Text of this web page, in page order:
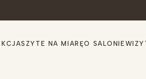
SZYTE NA MIARĘO SALONIE